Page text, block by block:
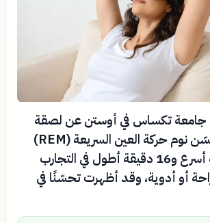
تكساس في أوستن عن لصقة
قابلة للارتداء تُحسّن نوم حركة العين السريعة (REM)
بنسبة 43 دقيقة أسرع و16 دقيقة أطول في التجارب
أو أدوية، وقد أظهرت تحسّنًا في